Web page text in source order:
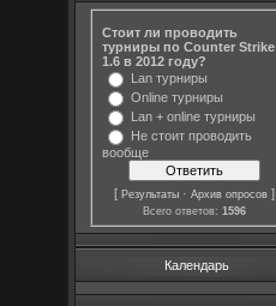
Стоит ли проводить
турниры по Counter Strike
1.6 в 2012 году?
Lan турниры
Online турниры
Lan + online турниры
Не стоит проводить
вообще
[Результаты ·Архив опросов ]
Всего ответов:1596
Календарь